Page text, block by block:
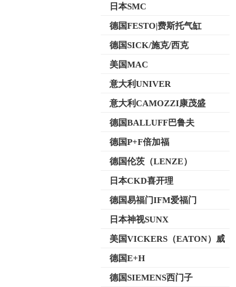
日本SMC
德国FESTO|费斯托气缸
德国SICK/施克/西克
美国MAC
意大利UNIVER
意大利CAMOZZI康茂盛
德国BALLUFF巴鲁夫
德国P+F倍加福
德国伦茨（LENZE）
日本CKD喜开理
德国易福门IFM爱福门
日本神视SUNX
美国VICKERS（EATON）威
格士
德国E+H
德国SIEMENS西门子